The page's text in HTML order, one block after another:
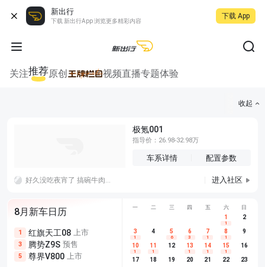
新出行
下载 新出行App 浏览更多精彩内容
下载 App
关注推荐原创 视频直播专题体验
收起
极氪001
指导价：26.98-32.98万
车系详情 配置参数
好久没吃夜宵了 搞碗牛肉面吧 饿肚子的时候好香啊啊哈哈哈哈哈哈哈哈拿！！ 进入社区
8月新车日历
1 红旗天工08 上市
3 腾势Z9S 预售
5 尊界V800 上市
尊界V680 上市
享界G9 预售
别克至境L7 预售
埃安
长城H10
深蓝S05
一 二 三 四 五 六 日
1
1
2
3
1
4 5
6
6
3
7
1
8
1
9
10
1
11
1
12 13
1
14
1
15
1
16
17 18 19 20 21 22 23